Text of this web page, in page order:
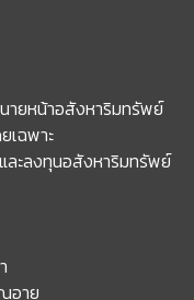
นายหน้าอสังหาริมทรัพย์
เฉพาะ
ละลงทุนอสังหาริมทรัพย์
อายุ